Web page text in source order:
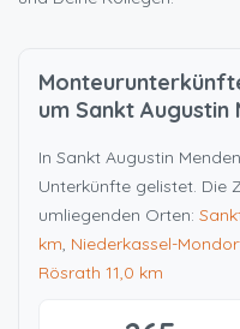
um Sankt Augustin
In Sankt Augustin
Unterkünfte gelistet. Die
umliegenden Orten:
km, Niederkassel-
Rösrath 11,0 km